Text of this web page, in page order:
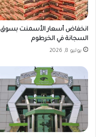
انخفاض أسعار الأسمنت بسوق
السجانة في الخرطوم
يوليو 8, 2026